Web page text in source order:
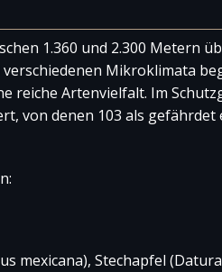
1.360 und 2.300 Metern
Mikroklimata
reiche Artenvielfalt. Im
von denen 103 als
mexicana), Stechapfel (Datura